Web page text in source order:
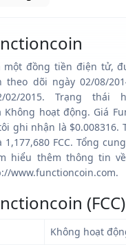
một đồng tiền điện tử,
theo dõi ngày 02/08/
2015. Trạng thái
Không hoạt động. Giá
ghi nhận là $0.008316.
FCC. Tổng
hiểu thêm thông tin
www.functioncoin.com.
(FCC)
Không hoạt